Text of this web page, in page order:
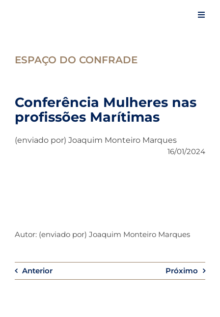
Eventos
Artigos
ESPAÇO DO CONFRADE
Conferência Mulheres nas
profissões Marítimas
(enviado por) Joaquim Monteiro Marques
16/01/2024
Autor: (enviado por) Joaquim Monteiro Marques
Anterior Próximo